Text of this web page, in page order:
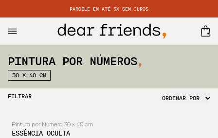
PARCELE EM ATÉ 3X SEM JUROS
PINTURA POR NÚMEROS
30 X 40 CM
FILTRAR ORDENAR POR
Pintura por Número 30 x 40 cm
ESSÊNCIA OCULTA